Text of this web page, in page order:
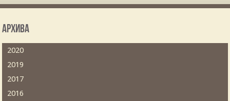
Архива
2020
2019
2017
2016